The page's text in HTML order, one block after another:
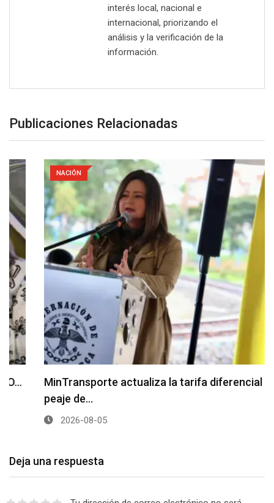
interés local, nacional e
internacional, priorizando el
análisis y la verificación de la
información.
Publicaciones Relacionadas
NACIÓN
MinTransporte actualiza la tarifa diferencial del
peaje de…
2026-08-05
Deja una respuesta